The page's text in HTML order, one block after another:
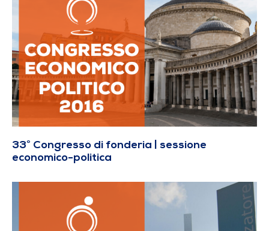
33° Congresso di fonderia | sessione
economico-politica